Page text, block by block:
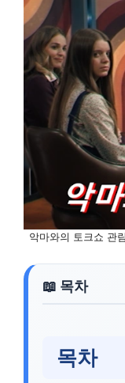
악마와의 토크쇼 관
목차